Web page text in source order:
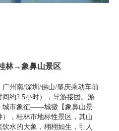
林→象鼻山景区
州南/深圳/佛山/肇庆乘动车前
约2.5小时），导游接团。游
城市象征——城徽【象鼻山景
），桂林市地标性景区，其山
水的大象，栩栩如生，引人